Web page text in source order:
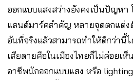
ออกแบบแสงสว่างยังคงเป็นปัญห
แลนด์มาร์คสำคัญ หลายจุดตกแต่ง
อันที่จริงแล้วสามารถทำให้ดีกว่านี้
เสียดายคือในเมืองไทยก็ไม่ค่อยเ
อาชีพนักออกแบบแสง หรือ